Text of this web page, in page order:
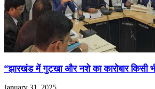
“झारखंड में गुटखा और नशे का कारोबार किसी